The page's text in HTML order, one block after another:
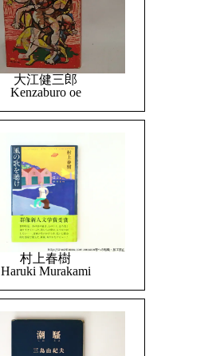
大江健三郎
Kenzaburo oe
村上春樹
Haruki Murakami